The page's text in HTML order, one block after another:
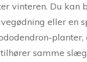
vinteren. Du kan
eller en
planter,
samme